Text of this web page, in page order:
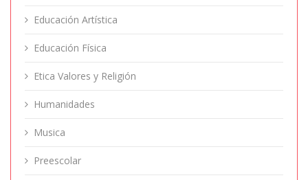
Educación Artística
Educación Física
Etica Valores y Religión
Humanidades
Musica
Preescolar